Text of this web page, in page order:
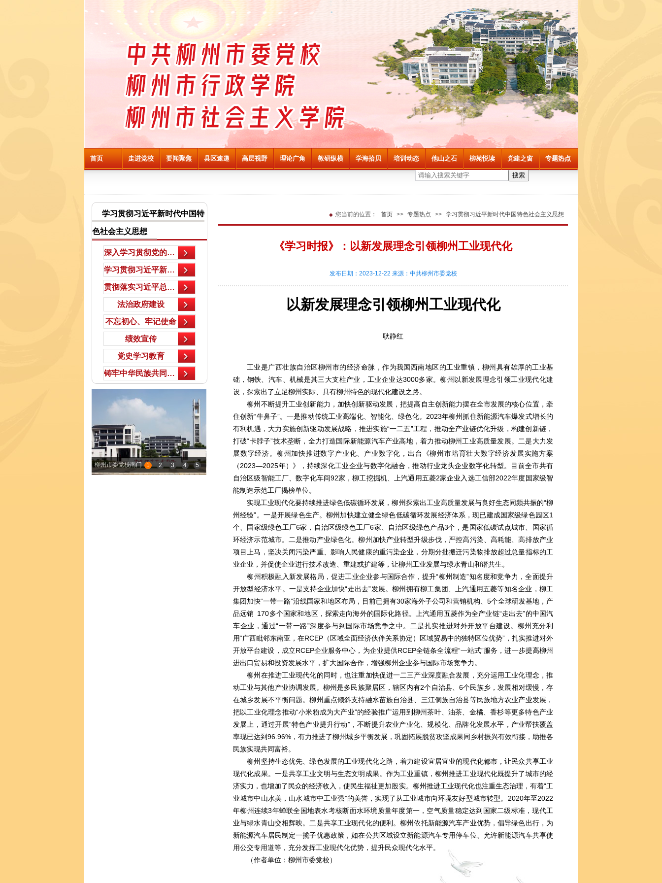
首页 走进党校 要闻聚焦 县区速递 高层视野 理论广角 教研纵横 学海拾贝 培训动态 他山之石 柳苑悦读 党建之窗 专题热点
搜索
学习贯彻习近平新时代中国特
色社会主义思想
深入学习贯彻党的二十大精神
学习贯彻习近平新时代中国特色社会主义思想
贯彻落实习近平总书记视察广西时的重要讲话和重要指示精神
法治政府建设
不忘初心、牢记使命
绩效宣传
党史学习教育
铸牢中华民族共同体意识专栏
柳州市委党校南门
柳州市委党校南门 1 2 3 4 5
◆ 您当前的位置： 首页 >> 专题热点 >> 学习贯彻习近平新时代中国特色社会主义思想
《学习时报》：以新发展理念引领柳州工业现代化
发布日期：2023-12-22 来源：中共柳州市委党校
以新发展理念引领柳州工业现代化
耿静红
工业是广西壮族自治区柳州市的经济命脉，作为我国西南地区的工业重镇，柳州具有雄厚的工业基
础，钢铁、汽车、机械是其三大支柱产业，工业企业达3000多家。柳州以新发展理念引领工业现代化建
设，探索出了立足柳州实际、具有柳州特色的现代化建设之路。
柳州不断提升工业创新能力，加快创新驱动发展，把提高自主创新能力摆在全市发展的核心位置，牵
住创新“牛鼻子”。一是推动传统工业高端化、智能化、绿色化。2023年柳州抓住新能源汽车爆发式增长的
有利机遇，大力实施创新驱动发展战略，推进实施“一二五”工程，推动全产业链优化升级，构建创新链，
打破“卡脖子”技术垄断，全力打造国际新能源汽车产业高地，着力推动柳州工业高质量发展。二是大力发
展数字经济。柳州加快推进数字产业化、产业数字化，出台《柳州市培育壮大数字经济发展实施方案
（2023—2025年）》，持续深化工业企业与数字化融合，推动行业龙头企业数字化转型。目前全市共有
自治区级智能工厂、数字化车间92家，柳工挖掘机、上汽通用五菱2家企业入选工信部2022年度国家级智
能制造示范工厂揭榜单位。
实现工业现代化要持续推进绿色低碳循环发展，柳州探索出工业高质量发展与良好生态同频共振的“柳
州经验”。一是开展绿色生产。柳州加快建立健全绿色低碳循环发展经济体系，现已建成国家级绿色园区1
个、国家级绿色工厂6家，自治区级绿色工厂6家、自治区级绿色产品3个，是国家低碳试点城市、国家循
环经济示范城市。二是推动产业绿色化。柳州加快产业转型升级步伐，严控高污染、高耗能、高排放产业
项目上马，坚决关闭污染严重、影响人民健康的重污染企业，分期分批搬迁污染物排放超过总量指标的工
业企业，并促使企业进行技术改造、重建或扩建等，让柳州工业发展与绿水青山和谐共生。
柳州积极融入新发展格局，促进工业企业参与国际合作，提升“柳州制造”知名度和竞争力，全面提升
开放型经济水平。一是支持企业加快“走出去”发展。柳州拥有柳工集团、上汽通用五菱等知名企业，柳工
集团加快“一带一路”沿线国家和地区布局，目前已拥有30家海外子公司和营销机构、5个全球研发基地，产
品远销 170多个国家和地区，探索走向海外的国际化路径。上汽通用五菱作为全产业链“走出去”的中国汽
车企业，通过“一带一路”深度参与到国际市场竞争之中。二是扎实推进对外开放平台建设。柳州充分利
用“广西毗邻东南亚，在RCEP（区域全面经济伙伴关系协定）区域贸易中的独特区位优势”，扎实推进对外
开放平台建设，成立RCEP企业服务中心，为企业提供RCEP全链条全流程“一站式”服务，进一步提高柳州
进出口贸易和投资发展水平，扩大国际合作，增强柳州企业参与国际市场竞争力。
柳州在推进工业现代化的同时，也注重加快促进一二三产业深度融合发展，充分运用工业化理念，推
动工业与其他产业协调发展。柳州是多民族聚居区，辖区内有2个自治县、6个民族乡，发展相对缓慢，存
在城乡发展不平衡问题。柳州重点倾斜支持融水苗族自治县、三江侗族自治县等民族地方农业产业发展，
把以工业化理念推动“小米粉成为大产业”的经验推广运用到柳州茶叶、油茶、金橘、香杉等更多特色产业
发展上，通过开展“特色产业提升行动”，不断提升农业产业化、规模化、品牌化发展水平，产业帮扶覆盖
率现已达到96.96%，有力推进了柳州城乡平衡发展，巩固拓展脱贫攻坚成果同乡村振兴有效衔接，助推各
民族实现共同富裕。
柳州坚持生态优先、绿色发展的工业现代化之路，着力建设宜居宜业的现代化都市，让民众共享工业
现代化成果。一是共享工业文明与生态文明成果。作为工业重镇，柳州推进工业现代化既提升了城市的经
济实力，也增加了民众的经济收入，使民生福祉更加殷实。柳州推进工业现代化也注重生态治理，有着“工
业城市中山水美，山水城市中工业强”的美誉，实现了从工业城市向环境友好型城市转型。2020年至2022
年柳州连续3年蝉联全国地表水考核断面水环境质量年度第一，空气质量稳定达到国家二级标准，现代工
业与绿水青山交相辉映。二是共享工业现代化的便利。柳州依托新能源汽车产业优势，倡导绿色出行，为
新能源汽车居民制定一揽子优惠政策，如在公共区域设立新能源汽车专用停车位、允许新能源汽车共享使
用公交专用道等，充分发挥工业现代化优势，提升民众现代化水平。
（作者单位：柳州市委党校）